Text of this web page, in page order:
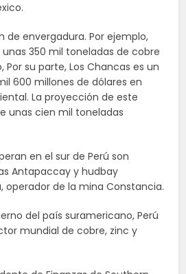
de envergadura. Por ejemplo,
350 mil toneladas de cobre
su parte, Los Chancas es un
600 millones de dólares en
La proyección de este
unas cien mil toneladas
en el sur de Perú son
Antapaccay y hudbay
operador de la mina Constancia.
del país suramericano, Perú
mundial de cobre, zinc y